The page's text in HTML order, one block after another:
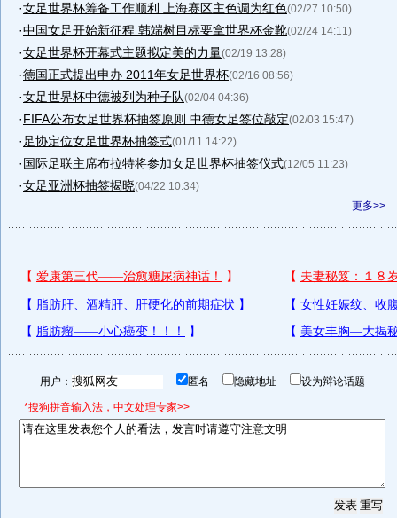
·女足世界杯筹备工作顺利 上海赛区主色调为红色(02/27 10:50)
·中国女足开始新征程 韩端树目标要拿世界杯金靴(02/24 14:11)
·女足世界杯开幕式主题拟定美的力量(02/19 13:28)
·德国正式提出申办 2011年女足世界杯(02/16 08:56)
·女足世界杯中德被列为种子队(02/04 04:36)
·FIFA公布女足世界杯抽签原则 中德女足签位敲定(02/03 15:47)
· 足协定位女足世界杯抽签式(01/11 14:22)
·国际足联主席布拉特将参加女足世界杯抽签仪式(12/05 11:23)
·女足亚洲杯抽签揭晓(04/22 10:34)
更多>>
用户： 匿名 隐藏地址 设为辩论话题
*搜狗拼音输入法，中文处理专家>>